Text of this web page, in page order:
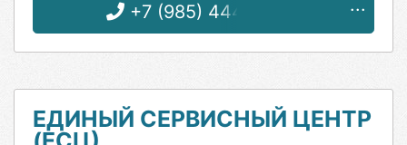
+7 (985) 444-14-26
ЕДИНЫЙ СЕРВИСНЫЙ ЦЕНТР